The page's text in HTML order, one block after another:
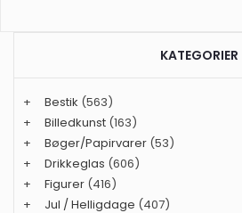
KATEGORIER
+ Bestik (563)
+
Billedkunst (163)
+
Bøger/Papirvarer (53)
+
Drikkeglas (606)
+
Figurer (416)
+
Jul / Helligdage (407)